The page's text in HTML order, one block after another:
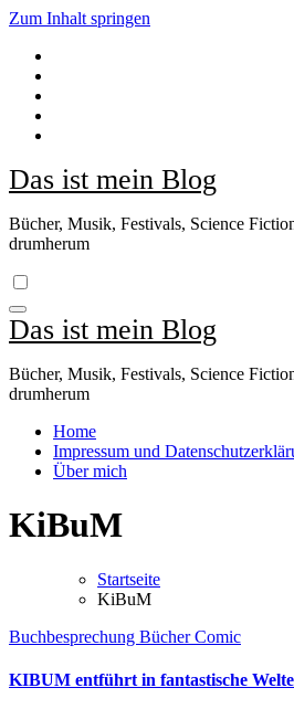
Zum Inhalt springen
Das ist mein Blog
Bücher, Musik, Festivals, Science
drumherum
Das ist mein Blog
Bücher, Musik, Festivals, Science
drumherum
Home
Impressum und
Über mich
KiBuM
Startseite
KiBuM
Buchbesprechung BücherComic
KIBUM entführt in fantastische